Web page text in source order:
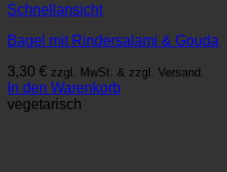
Schnellansicht
Bagel mit Rindersalami & Gouda
3,30 € zzgl. MwSt. & zzgl. Versand.
In den Warenkorb
vegetarisch